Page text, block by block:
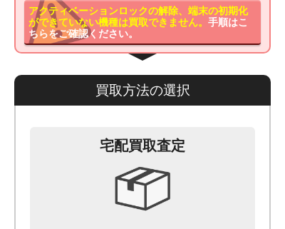
アクティベーションロックの解除、端末の初期化
ができていない機種は買取できません。手順はこ
ちらをご確認ください。
買取方法の選択
宅配買取査定